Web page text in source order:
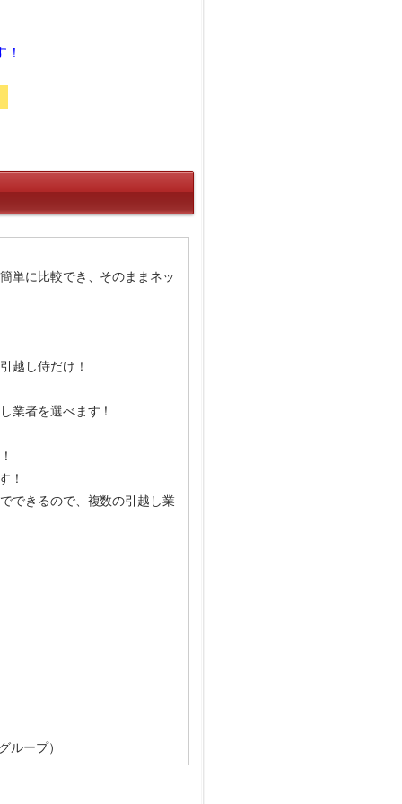
単に比較でき、そのままネッ
越し侍だけ！
業者を選べます！
！
できるので、複数の引越し業
ループ）